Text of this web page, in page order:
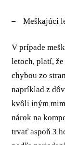
Meškajúci
V prípade
letoch, platí,
chybou zo
napríklad z
kvôli iným
nárok na
trvať aspoň 3